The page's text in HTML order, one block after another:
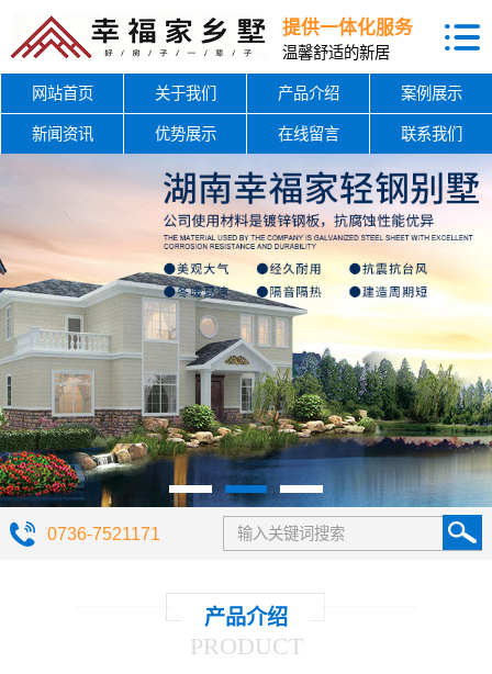
提供一体化服务
温馨舒适的新居
网站首页 关于我们 产品介绍 案例展示
新闻资讯 优势展示 在线留言 联系我们
0736-7521171
产品介绍
PRODUCT